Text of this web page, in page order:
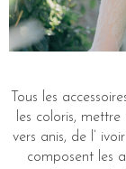
Tous les
les coloris,
vers anis, de l’
composent les